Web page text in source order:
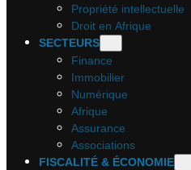
Propriété intellectuelle
Droit en Afrique
SECTEURS
Finance
Immobilier
Numérique
Afrique
Assurance
Associations
FISCALITÉ & ÉCONOMIE